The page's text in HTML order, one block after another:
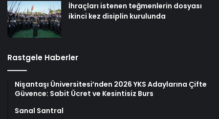
İhraçları istenen teğmenlerin dosyası
ikinci kez disiplin kurulunda
Rastgele Haberler
Nişantaşı Üniversitesi’nden 2026 YKS Adaylarına Çifte
Güvence: Sabit Ücret ve Kesintisiz Burs
Sanal Santral